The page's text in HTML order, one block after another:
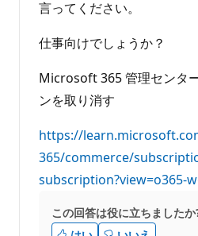
言ってください。
仕事向けでしょうか？
Microsoft 365 管理センタ
ンを取り消す
https://
365/commerce/
subscription?view=o365-
この回答は役に立ちましたか